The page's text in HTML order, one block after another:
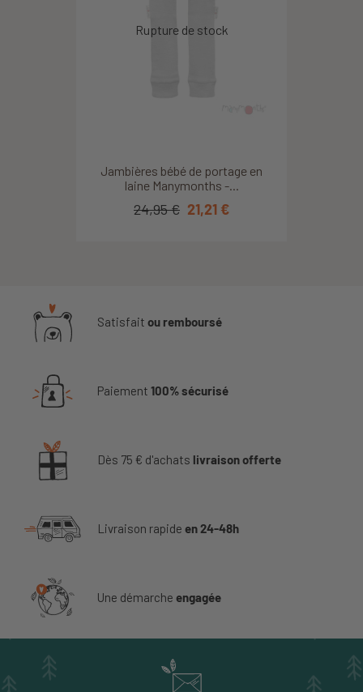
Jambières bébé de portage en
laine Manymonths -...
24,95 € 21,21 €
Satisfait ou remboursé
Paiement 100% sécurisé
Dès 75 € d'achats livraison offerte
Livraison rapide en 24-48h
Une démarche engagée